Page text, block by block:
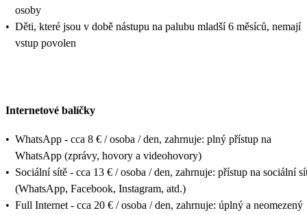
osoby
• Děti, které jsou v době nástupu na palubu mladší 6 měsíců, nemají
vstup povolen
Internetové balíčky
• WhatsApp - cca 8 € / osoba / den, zahrnuje: plný přístup na
WhatsApp (zprávy, hovory a videohovory)
• Sociální sítě - cca 13 € / osoba / den, zahrnuje: přístup na sociální
(WhatsApp, Facebook, Instagram, atd.)
• Full Internet - cca 20 € / osoba / den, zahrnuje: úplný a neomezený